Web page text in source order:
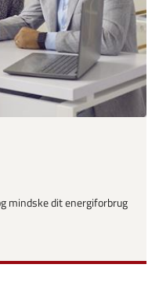
mindske dit energiforbrug